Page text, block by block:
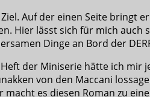
Auf der einen Seite bringt
Hier lässt sich für mich
Dinge an Bord der
der Miniserie hätte ich mir
von den Maccani
macht es diesen Roman zu